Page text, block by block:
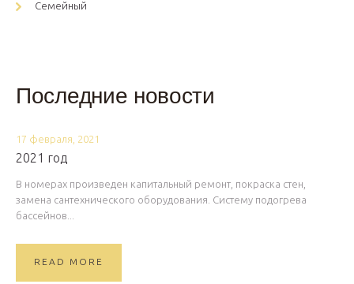
Семейный
Последние новости
17 февраля, 2021
2021 год
В номерах произведен капитальный ремонт, покраска стен,
замена сантехнического оборудования. Систему подогрева
бассейнов...
READ MORE